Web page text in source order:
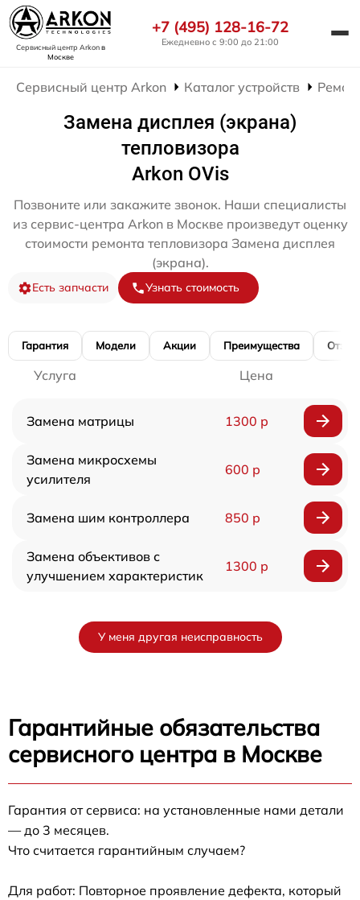
Сервисный центр Arkonв
Москве
+7 (495) 128-16-72
Ежедневно с 9:00 до 21:00
Сервисный центр Arkon Каталог устройств
Замена дисплея (экрана)
тепловизора
Arkon OVis
Позвоните или закажите звонок. Наши специалисты
из сервис-центра Arkon в Москве произведут оценку
стоимости ремонта тепловизора Замена дисплея
(экрана).
Есть запчасти Узнать стоимость
Гарантия Модели Акции Преимущества
Услуга Цена
Замена матрицы 1300 р
Замена микросхемы
усилителя
600 р
Замена шим контроллера 850 р
Замена объективов с
улучшением характеристик
1300 р
У меня другая неисправность
Гарантийные обязательства
сервисного центра в Москве
Гарантия от сервиса: на установленные нами детали
— до 3 месяцев.
Что считается гарантийным случаем?
Для работ: Повторное проявление дефекта, который